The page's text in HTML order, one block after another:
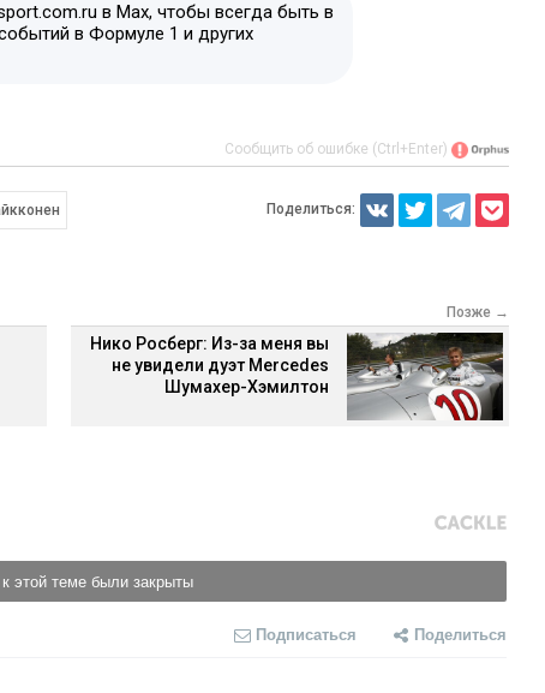
в Max, чтобы всегда быть в
в Формуле 1 и других
Сообщить об ошибке (Ctrl+Enter)
Поделиться:
Позже →
Нико Росберг: Из-за меня вы
не увидели дуэт Mercedes
Шумахер-Хэмилтон
этой теме были закрыты
Подписаться Поделиться